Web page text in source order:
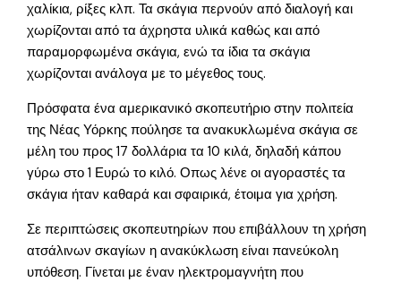
χαλίκια, ρίξες κλπ. Τα σκάγια περνούν από διαλογή και
χωρίζονται από τα άχρηστα υλικά καθώς και από
παραμορφωμένα σκάγια, ενώ τα ίδια τα σκάγια
χωρίζονται ανάλογα με το μέγεθος τους.
Πρόσφατα ένα αμερικανικό σκοπευτήριο στην πολιτεία
της Νέας Υόρκης πούλησε τα ανακυκλωμένα σκάγια σε
μέλη του προς 17 δολλάρια τα 10 κιλά, δηλαδή κάπου
γύρω στο 1 Ευρώ το κιλό. Οπως λένε οι αγοραστές τα
σκάγια ήταν καθαρά και σφαιρικά, έτοιμα για χρήση.
Σε περιπτώσεις σκοπευτηρίων που επιβάλλουν τη χρήση
ατσάλινων σκαγίων η ανακύκλωση είναι πανεύκολη
υπόθεση. Γίνεται με έναν ηλεκτρομαγνήτη που